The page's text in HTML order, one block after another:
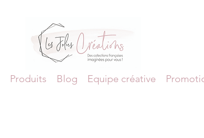
Produits Blog Equipe créative